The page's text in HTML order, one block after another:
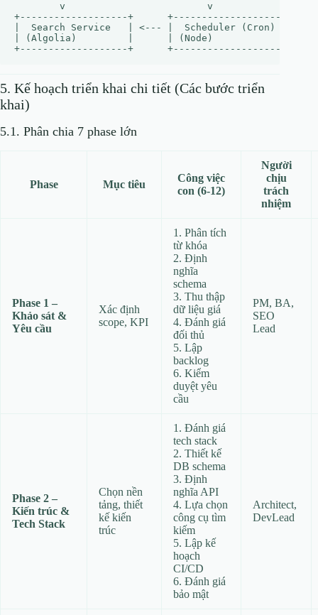
v                         v
+-------------------+      +-------------------+
|  Search Service   | <--- |  Scheduler (Cron) | ---
| (Algolia)         |      | (Node)            |      |
5. Kế hoạch triển khai chi tiết (Các bước triển
khai)
5.1. Phân chia 7 phase lớn
Phase Mục tiêu
Công việc
con (6‑12)
Người
chịu
trách
nhiệm
Phase 1 –
Khảo sát &
Yêu cầu
Xác định
scope, KPI
1. Phân tích
từ khóa
2. Định
nghĩa
schema
3. Thu thập
dữ liệu giá
4. Đánh giá
đối thủ
5. Lập
backlog
6. Kiểm
duyệt yêu
cầu
PM, BA,
SEO
Lead
Phase 2 –
Kiến trúc &
Tech Stack
Chọn nền
tảng, thiết
kế kiến
trúc
1. Đánh giá
tech stack
2. Thiết kế
DB schema
3. Định
nghĩa API
4. Lựa chọn
công cụ tìm
kiếm
5. Lập kế
hoạch
CI/CD
6. Đánh giá
bảo mật
Architect,
DevLead